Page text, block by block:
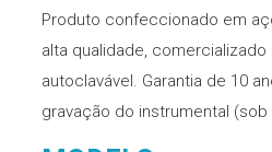
Produto confeccionado em
alta qualidade, comercializado
autoclavável. Garantia de 10
gravação do instrumental (sob